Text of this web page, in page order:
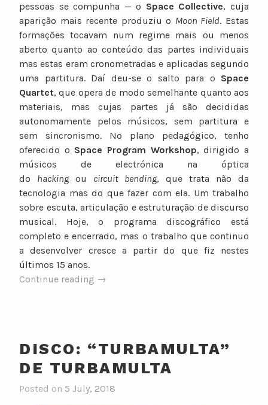
pessoas se compunha — o Space Collective, cuja
aparição mais recente produziu o Moon Field. Estas
formações tocavam num regime mais ou menos
aberto quanto ao conteúdo das partes individuais
mas estas eram cronometradas e aplicadas segundo
uma partitura. Daí deu-se o salto para o Space
Quartet, que opera de modo semelhante quanto aos
materiais, mas cujas partes já são decididas
autonomamente pelos músicos, sem partitura e
sem sincronismo. No plano pedagógico, tenho
oferecido o Space Program Workshop, dirigido a
músicos de electrónica na óptica
do hackingou circuit bending, que trata não da
tecnologia mas do que fazer com ela. Um trabalho
sobre escuta, articulação e estruturação de discurso
musical. Hoje, o programa discográfico está
completo e encerrado, mas o trabalho que continuo
a desenvolver cresce a partir do que fiz nestes
últimos 15 anos.
Continue reading “Rafael
→
DISCO: “TURBAMULTA”
DE TURBAMULTA
Posted on 5 July, 2018